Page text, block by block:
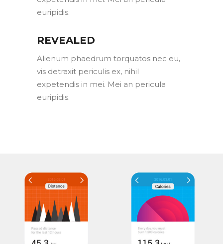
euripidis.
REVEALED
Alienum phaedrum torquatos nec eu,
vis detraxit periculis ex, nihil
expetendis in mei. Mei an pericula
euripidis.